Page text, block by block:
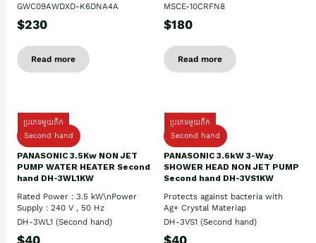
GWC09AWDXD-K6DNA4A
$230
Read more
MSCE-10CRFN8
$180
Read more
ប្រភេទមួយតឹក
Second hand
PANASONIC 3.5Kw NON JET
PUMP WATER HEATER Second
hand DH-3WL1KW
Rated Power : 3.5 kW\nPower
Supply : 240 V , 50 Hz
DH-3WL1 (Second hand)
$40
ប្រភេទមួយតឹក
Second hand
PANASONIC 3.6kW 3-Way
SHOWER HEAD NON JET PUMP
Second hand DH-3VS1KW
Protects against bacteria with
Ag+ Crystal Materiap
DH-3VS1 (Second hand)
$40